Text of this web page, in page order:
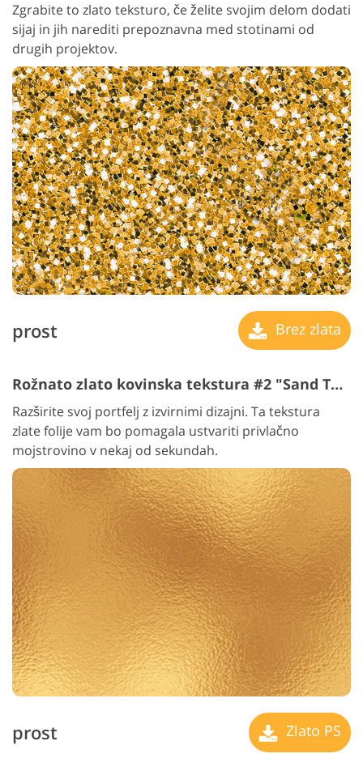
Zgrabite to zlato teksturo, če želite svojim delom dodati
sijaj in jih narediti prepoznavna med stotinami od
drugih projektov.
prost Brez zlata
Rožnato zlato kovinska tekstura #2 "Sand Texture"
Razširite svoj portfelj z izvirnimi dizajni. Ta tekstura
zlate folije vam bo pomagala ustvariti privlačno
mojstrovino v nekaj od sekundah.
prost Zlato PS